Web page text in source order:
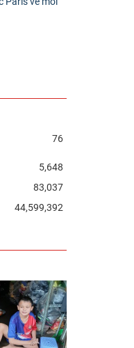
76
5,648
83,037
44,599,392